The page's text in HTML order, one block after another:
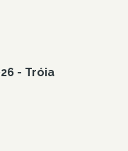
- Tróia